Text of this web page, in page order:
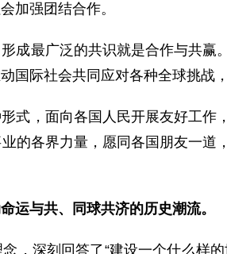
加强团结合作。
成最广泛的共识就是合作与共
国际社会共同应对各种全球挑战
式，面向各国人民开展友好工
的各界力量，愿同各国朋友一
运与共、同球共济的历史潮流。
，深刻回答了“建设一个什么样